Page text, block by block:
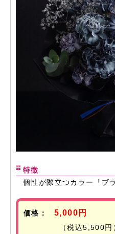
特徴
個性が際立つカラー「ブ
価格： 5,000円
（税込5,500円